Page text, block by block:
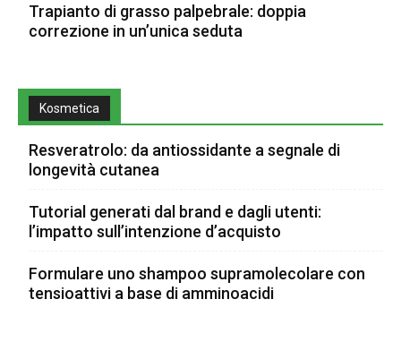
Trapianto di grasso palpebrale: doppia
correzione in un’unica seduta
Kosmetica
Resveratrolo: da antiossidante a segnale di
longevità cutanea
Tutorial generati dal brand e dagli utenti:
l’impatto sull’intenzione d’acquisto
Formulare uno shampoo supramolecolare con
tensioattivi a base di amminoacidi